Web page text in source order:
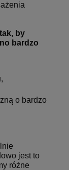
by
bardzo
o bardzo
jest to
różne